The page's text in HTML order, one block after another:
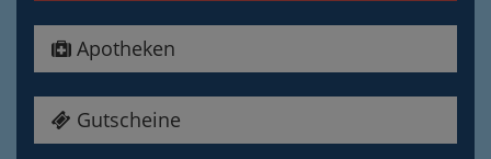
Apotheken
Gutscheine